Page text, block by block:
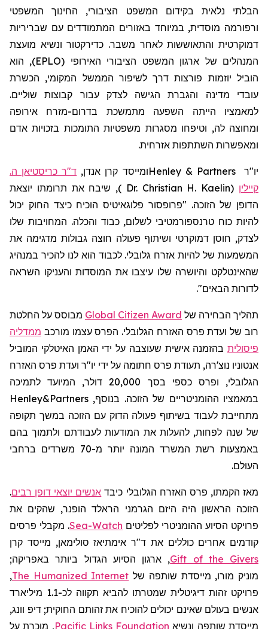
הבלתי נלאית בקידום המשפט הציבורי, החינוך המשפטי
ורפורמה מוסדית, במיוחד באזורים המתמודדים עם שבריריות
דמוקרטית והתאוששות לאחר משבר. כדירקטור ונשיא מועצת
המנהלים של ארגון המשפט הציבורי האירופי (EPLO), הוא
הוביל יוזמות פורצות דרך לשיפור הממשל המקומי, הכשרת
עובדי מדינה והגברת הגישה לצדק עבור קבוצות שוליים.
למאמציו הייתה השפעה מתמשכת בדרום-מזרח אירופה
ומחוצה לה, וטיפחו מסגרות משפטיות התומכות בזכויות אדם
ומאפשרות השתתפות אזרחית.
יו"ר Henley & Partnersומייסד קרן אנדן, ד"ר כריסטיאן ה.
קיילין (
Dr. Christian H. Kaelin
)
, שיבח את תרומתו יוצאת
הדופן של הזוכה. "פרופסור פלוגאיטיס הוכיח כיצד החוק יכול
להיות כוח טרנספורמטיבי לשלום, כבוד והכלה. המחויבות שלו
לצדק, חוסן דמוקרטי ושיתוף פעולה חוצה גבולות מדגימה את
המשמעות של להיות אזרח גלובלי. לכבוד הוא לנו להכיר במנהיג
שהאינטלקט והיושרה שלו עיצבו את המוסדות והעניקו השראה
לדורות הבאים".
תהליך הבחירה של Global Citizen Award מבוסס על החלטת
רוב של ועדת פרס האזרח הגלובלי. הפרס עצמו מורכב ממדליה
פיסולית בהזמנה אישית שעוצבה על ידי האמן האיטלקי המוביל
אנטוניו נוצ'רה, תעודת פרס חתומה על ידי יו"ר ועדת פרס האזרח
הגלובלי, ופרס כספי בסך 20,000 דולר, המיועד לתמיכה
במאמציו ההומניטריים של הזוכה. בנוסף, Henley&Partners
מתחייבת לעבוד בשיתוף פעולה הדוק עם הזוכה במשך תקופה
של שנה לפחות, להעלות את המודעות לעבודתם ולתמוך בהם
באמצעות רשת המשרד המונה יותר מ-70 משרדים ברחבי
העולם.
מאז הקמתו, פרס האזרח הגלובלי כיבד אנשים יוצאי דופן רבים.
הזוכה הראשון היה היזם הגרמני הראלד הופנר, שהקים את
פרויקט הסיוע ההומניטרי לפליטים Sea-Watch. מקבלי פרסים
קודמים אחרים כוללים את ד"ר אימתיאזסולימאן, מייסד קרן
Gift of the Givers, ארגון הסיוע הגדול ביותר באפריקה;
מוניק מורו, מייסדת שותפה של The Humanized Internet
,
פרויקט זהות דיגיטלית שמטרתו להביא תקווה לכ-1.1 מיליארד
אנשים בעולם שאינם יכולים להוכיח את זהותם החוקית; דיפ וונג,
מייסדת שותפה ונשיא Pacific Links Foundation, מוכרת על